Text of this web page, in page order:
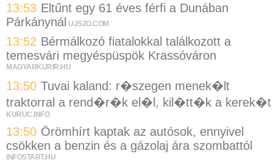
13:53 Eltűnt egy 61 éves férfi a Dunában
Párkánynál UJSZO.COM
13:52 Bérmálkozó fiatalokkal találkozott a
temesvári megyéspüspök Krassóváron
MAGYARKURIR.HU
13:50 Tuvai kaland: r�szegen menek�lt
traktorral a rend�r�k el�l, kil�tt�k a kerek�t
KURUC.INFO
13:50 Örömhírt kaptak az autósok, ennyivel
csökken a benzin és a gázolaj ára szombattól
INFOSTART.HU